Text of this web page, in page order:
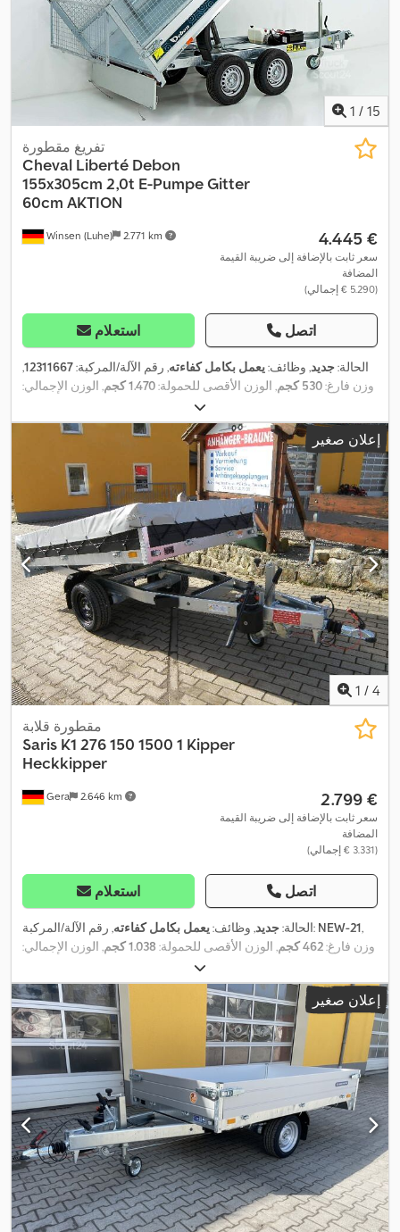
1 / 15
Winsen (Luhe) 2.771 km
تفريغ مقطورة
Cheval Liberté Debon
155x305cm 2,0t E-Pumpe Gitter
60cm AKTION
‏4.445 €
سعر ثابت بالإضافة إلى ضريبة القيمة
المضافة
(‏5.290 € إجمالي)
استعلام اتصل
الحالة:جديد, وظائف:يعمل بكامل كفاءته, رقم الآلة/المركبة:12311667
,
وزن فارغ:530 كجم , الوزن الأقصى للحمولة:1.470 كجم
, الوزن الإجمالي:
محورين
عرض مساحة التحميل:1.550 مم , تعليق:آخر, سنة الصنع:2026 ,
إعلان صغير
1 / 4
Gera 2.646 km
مقطورة قلابة
Saris K1 276 150 1500 1 Kipper
Heckkipper
‏2.799 €
سعر ثابت بالإضافة إلى ضريبة القيمة
المضافة
(‏3.331 € إجمالي)
استعلام اتصل
الحالة:جديد, وظائف:يعمل بكامل كفاءته , رقم الآلة/المركبة: NEW-21,
وزن فارغ:462 كجم , الوزن الأقصى للحمولة: 1.038 كجم
, الوزن الإجمالي:
محور واحد
عرض مساحة التحميل:150 مم , ارتفاع مساحة التحميل:300 مم
, السرعة
القصوى:100 كم/س , فرامل المقطورة: مقطورة مزودة بفرامل, سنة
الصنع:2026 ,
إعلان صغير